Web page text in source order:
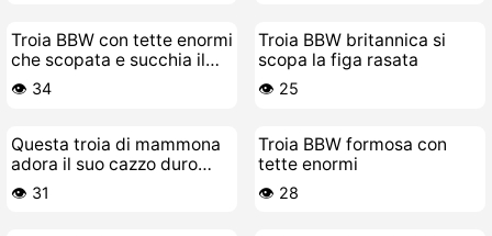
Troia BBW con tette enormi
che scopata e succhia il
cazzo del fidanzato
👁️ 34
Troia BBW britannica si
scopa la figa rasata
👁️ 25
Questa troia di mammona
adora il suo cazzo duro
finto
👁️ 31
Troia BBW formosa con
tette enormi
👁️ 28